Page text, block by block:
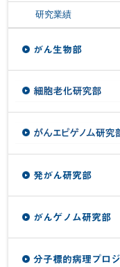
研究業績